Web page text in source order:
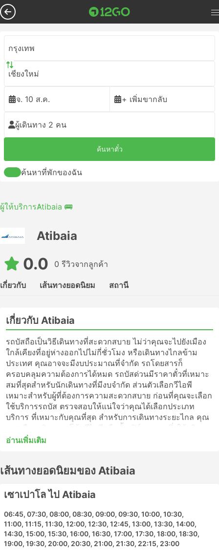
กรุงเทพ
เชียงใหม่
จ. 10 ส.ค. + เพิ่มขากลับ
ผู้เดินทาง 2 คน
ค้นหาตั๋ว
ค้นหาที่พักของฉัน
ผู้ให้บริการAtibaia 🚌
Atibaia
0.0 0 รีวิวจากลูกค้า
เกี่ยวกับ เส้นทางยอดนิยม สถานี
เกี่ยวกับ Atibaia
รถบัสถือเป็นวิธีเดินทางที่สะดวกสบาย ไม่ว่าคุณจะไปยังเมือง
ใกล้เคียงที่อยู่ห่างออกไปไม่กี่ชั่วโมง หรือเดินทางไกลข้าม
ประเทศ คุณอาจจะมีงบประมาณที่จำกัด รถโดยสารก็
ครอบคลุมความต้องการได้หมด รถบัสด่วนมีราคาตั๋วที่เหมาะ
สมที่สุดสำหรับนักเดินทางที่มีงบจำกัด ส่วนตัวเลือกวีไอพี
เหมาะสำหรับผู้ที่ต้องการความสะดวกสบาย ก่อนที่คุณจะเลือก
ใช้บริการรถบัส ตรวจสอบให้แน่ใจว่าคุณได้เลือกประเภท
บริการ ที่เหมาะกับคุณที่สุด สำหรับการเดินทางระยะไกล คุณ
แบบไม่แวะพักไปจนถึงจุดหมายปลายทางของคุณ หรือเพียงแค่
สำหรับการเดินทางระยะสั้น แต่การนั่งรถระยะยาวมักไม่ใช่
เนื่องจากจุดหมายปลายทางระยะไกลหลายแห่งให้บริการโดย
มีตู้นอนสำหรับการเดินทางดังกล่าว ทำการจองตั๋วรถโดยสาร
ออนไลน์กับ Atibaia รีวิวของนักท่องเที่ยวคนอื่นๆ จะช่วยให้
คุณเลือกตั๋วโดยสารและชั้นโดยสารที่ดีที่สุดได้
อ่านเพิ่มเติม
เส้นทางยอดนิยมของ Atibaia
เซาเปาโล ไป Atibaia
06:45, 07:30, 08:00, 08:30, 09:00, 09:30, 10:00, 10:30,
11:00, 11:15, 11:30, 12:00, 12:30, 12:45, 13:00, 13:30, 14:00,
14:30, 15:00, 15:30, 16:00, 16:30, 17:00, 17:30, 18:00, 18:30,
19:00, 19:30, 20:00, 20:30, 21:00, 21:30, 22:15, 23:00